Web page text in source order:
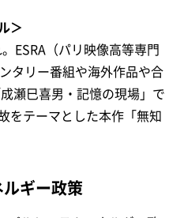
＞
ESRA（パリ映像高等専門
タリー番組や海外作品や合
瀬巳喜男・記憶の現場」で
をテーマとした本作「無知
ギー政策